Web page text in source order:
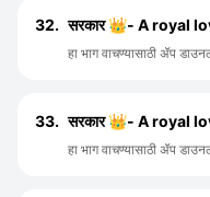
32. सरकार 👑- A royal
हा भाग वाचण्यासाठी ॲप
33. सरकार 👑- A royal
हा भाग वाचण्यासाठी ॲप